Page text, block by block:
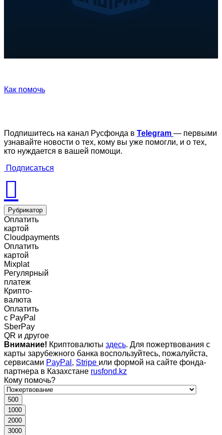
Как помочь
Подпишитесь на канал Русфонда в Telegram — первыми
узнавайте новости о тех, кому вы уже помогли, и о тех,
кто нуждается в вашей помощи.
Подписаться
Рубрикатор
Оплатить
картой
Cloudpayments
Оплатить
картой
Mixplat
Регулярный
платеж
Крипто-
валюта
Оплатить
c PayPal
SberPay
QR и другое
Внимание! Криптовалюты здесь. Для пожертвования с
карты зарубежного банка воспользуйтесь, пожалуйста,
сервисами PayPal , Stripe или формой на сайте фонда-
партнера в Казахстане rusfond.kz
Кому помочь?
500
1000
2000
3000